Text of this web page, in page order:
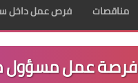
مناقصات فرص عمل داخل
فرصة عمل مسؤول